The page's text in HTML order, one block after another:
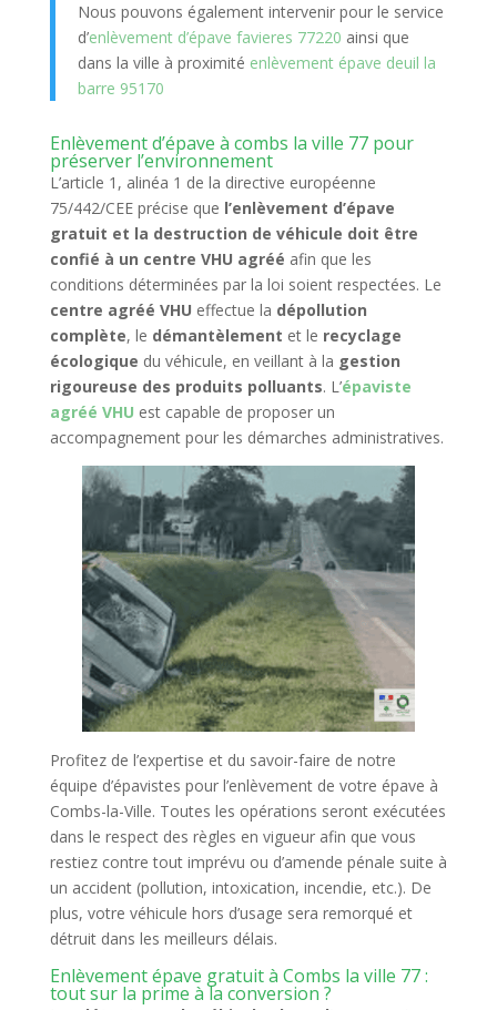
Nous pouvons également intervenir pour le service
d’enlèvement d’épave favieres 77220 ainsi que
dans la ville à proximité enlèvement épave deuil la
barre 95170
Enlèvement d’épave à combs la ville 77 pour
préserver l’environnement
L’article 1, alinéa 1 de la directive européenne
75/442/CEE précise que l’enlèvement d’épave
gratuit et la destruction de véhicule doit être
confié à un centre VHU agréé afin que les
conditions déterminées par la loi soient respectées. Le
centre agréé VHU effectue la dépollution
complète, le démantèlement et le recyclage
écologique du véhicule, en veillant à la gestion
rigoureuse des produits polluants. L’épaviste
agréé VHU est capable de proposer un
accompagnement pour les démarches administratives.
Profitez de l’expertise et du savoir-faire de notre
équipe d’épavistes pour l’enlèvement de votre épave à
Combs-la-Ville. Toutes les opérations seront exécutées
dans le respect des règles en vigueur afin que vous
restiez contre tout imprévu ou d’amende pénale suite à
un accident (pollution, intoxication, incendie, etc.). De
plus, votre véhicule hors d’usage sera remorqué et
détruit dans les meilleurs délais.
Enlèvement épave gratuit à Combs la ville 77 :
tout sur la prime à la conversion ?